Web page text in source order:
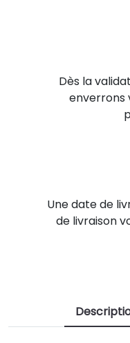
Dès la
enverrons
Une date de
de livraison